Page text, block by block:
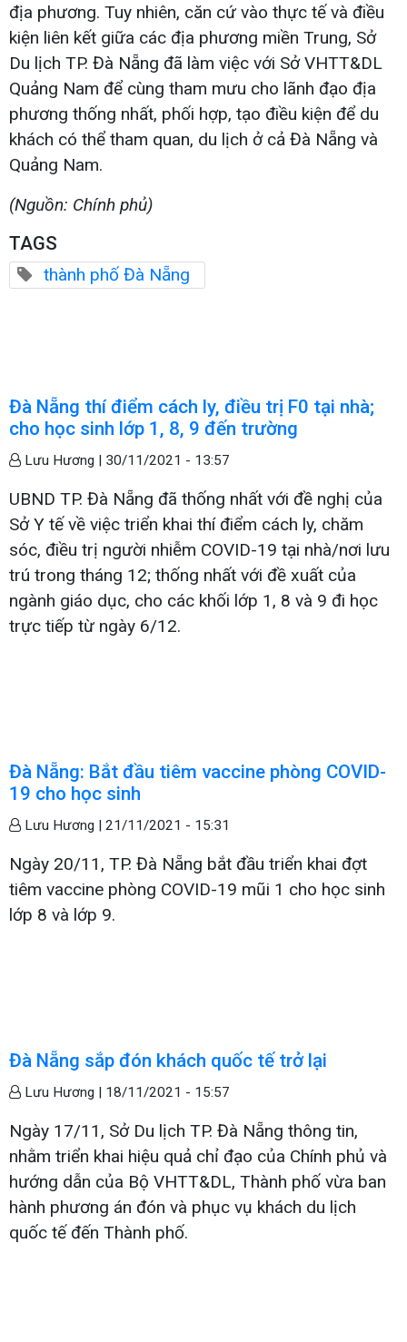
địa phương. Tuy nhiên, căn cứ vào thực tế và điều
kiện liên kết giữa các địa phương miền Trung, Sở
Du lịch TP. Đà Nẵng đã làm việc với Sở VHTT&DL
Quảng Nam để cùng tham mưu cho lãnh đạo địa
phương thống nhất, phối hợp, tạo điều kiện để du
khách có thể tham quan, du lịch ở cả Đà Nẵng và
Quảng Nam.
(Nguồn: Chính phủ)
TAGS
thành phố Đà Nẵng
Đà Nẵng thí điểm cách ly, điều trị F0 tại nhà;
cho học sinh lớp 1, 8, 9 đến trường
Lưu Hương | 30/11/2021 - 13:57
UBND TP. Đà Nẵng đã thống nhất với đề nghị của
Sở Y tế về việc triển khai thí điểm cách ly, chăm
sóc, điều trị người nhiễm COVID-19 tại nhà/nơi lưu
trú trong tháng 12; thống nhất với đề xuất của
ngành giáo dục, cho các khối lớp 1, 8 và 9 đi học
trực tiếp từ ngày 6/12.
Đà Nẵng: Bắt đầu tiêm vaccine phòng COVID-
19 cho học sinh
Lưu Hương | 21/11/2021 - 15:31
Ngày 20/11, TP. Đà Nẵng bắt đầu triển khai đợt
tiêm vaccine phòng COVID-19 mũi 1 cho học sinh
lớp 8 và lớp 9.
Đà Nẵng sắp đón khách quốc tế trở lại
Lưu Hương | 18/11/2021 - 15:57
Ngày 17/11, Sở Du lịch TP. Đà Nẵng thông tin,
nhằm triển khai hiệu quả chỉ đạo của Chính phủ và
hướng dẫn của Bộ VHTT&DL, Thành phố vừa ban
hành phương án đón và phục vụ khách du lịch
quốc tế đến Thành phố.